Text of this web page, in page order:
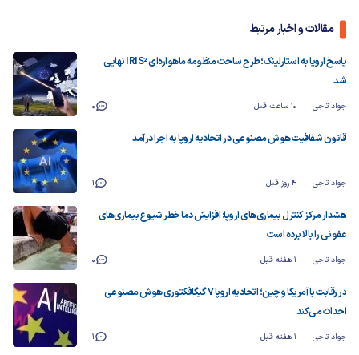
مقالات و اخبار مرتبط
پاسخ اروپا به استارلینک؛ طرح ساخت منظومه ماهواره‌ای IRIS² نهایی
شد
جواد تاجی 10 ساعت قبل 0
قانون شفافیت هوش مصنوعی در اتحادیه اروپا به اجرا درآمد
جواد تاجی 4 روز قبل 1
هشدار مرکز کنترل بیماری‌های اروپا: افزایش دما خطر شیوع بیماری‌های
عفونی را بالا برده است
جواد تاجی 1 هفته قبل 0
در رقابت با آمریکا و چین؛ اتحادیه اروپا ۷ گیگافکتوری هوش مصنوعی
احداث می‌کند
جواد تاجی 1 هفته قبل 1